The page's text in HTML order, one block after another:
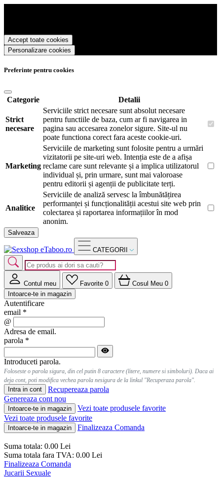
pentru a va oferi si livra functii avansate si continut personalizat de
marketing.
Pentru a va putea bucura de intreaga experienta ca vizitator Sexshop
cookie-uri.
Accept toate cookies
Personalizare cookies
Preferinte pentru cookies
Categorie Detalii
Strict
necesare
Serviciile strict necesare sunt absolut necesare
pentru functiile de baza, cum ar fi navigarea in
pagina sau accesarea zonelor sigure. Site-ul nu
poate functiona corect fara aceste cookie-uri.
Marketing
Serviciile de marketing sunt folosite pentru a urmări
vizitatorii pe site-uri web. Intenția este de a afișa
reclame care sunt relevante și a implica utilizatorul
individual și, prin urmare, sunt mai valoroase
pentru editorii și agenții de publicitate terți.
Analitice
Serviciile de analiză servesc la îmbunătățirea
performanței și funcționalității acestui site web prin
colectarea și raportarea informațiilor în mod
anonim.
Salveaza
CATEGORII
Contul meu Favorite 0 Cosul Meu 0
Intoarce-te in magazin
Autentificare
email *
@
Adresa de email.
parola *
Introduceti parola.
Foloseste o parola sigura, din cel putin 8 caractere (litere, numere si simboluri). Daca ai
deja cont, poti modifica vechea parola nesigura de la linkul "Recuperaza parola".
Intra in cont
Recupereaza parola
Genereaza cont nou
Intoarce-te in magazin
Vezi toate produsele favorite
Vezi toate produsele favorite
Intoarce-te in magazin Finalizeaza Comanda
Suma totala: 0.00 Lei
Suma totala fara TVA: 0.00 Lei
Finalizeaza Comanda
Jucarii Sexuale